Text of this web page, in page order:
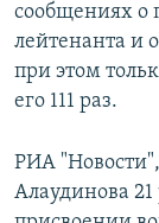
сообщениях о
лейтенанта и
при этом
его 111 раз.
РИА
Алаудинова